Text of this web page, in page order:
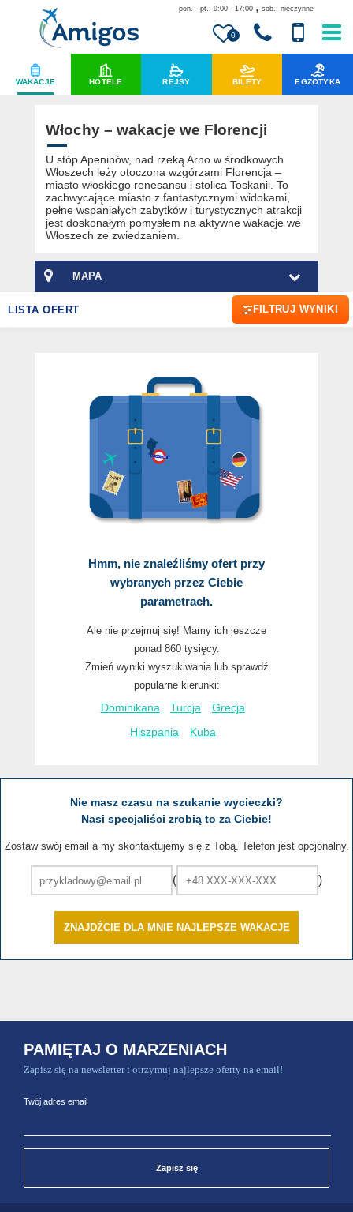
0
pon. - pt.: 9:00 - 17:00 , sob.: nieczynne
WAKACJE HOTELE REJSY BILETY EGZOTYKA
Włochy – wakacje we Florencji
U stóp Apeninów, nad rzeką Arno w środkowych
Włoszech leży otoczona wzgórzami Florencja –
miasto włoskiego renesansu i stolica Toskanii. To
zachwycające miasto z fantastycznymi widokami,
pełne wspaniałych zabytków i turystycznych atrakcji
jest doskonałym pomysłem na aktywne wakacje we
Włoszech ze zwiedzaniem.
MAPA
LISTA OFERT FILTRUJ WYNIKI
Hmm, nie znaleźliśmy ofert przy
wybranych przez Ciebie
parametrach.
Ale nie przejmuj się! Mamy ich jeszcze
ponad 860 tysięcy.
Zmień wyniki wyszukiwania lub sprawdź
popularne kierunki:
Dominikana
Turcja Grecja
Hiszpania Kuba
Nie masz czasu na szukanie wycieczki?
Nasi specjaliści zrobią to za Ciebie!
Zostaw swój email a my skontaktujemy się z Tobą. Telefon jest opcjonalny.
( )
ZNAJDŹCIE DLA MNIE NAJLEPSZE WAKACJE
PAMIĘTAJ O MARZENIACH
Zapisz się na newsletter i otrzymuj najlepsze oferty na email!
Twój adres email
Zapisz się